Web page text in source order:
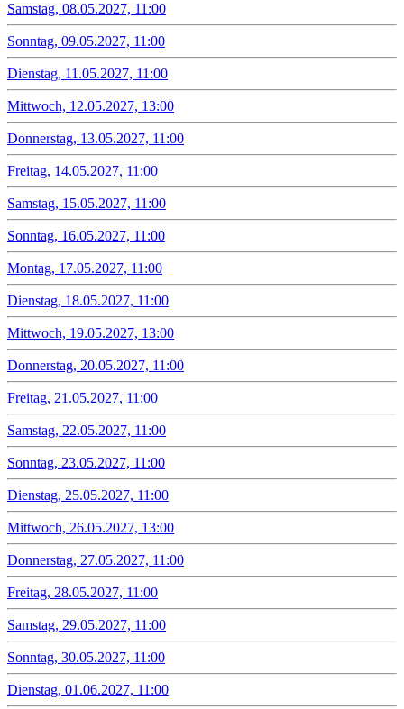
Samstag, 08.05.2027, 11:00
Sonntag, 09.05.2027, 11:00
Dienstag, 11.05.2027, 11:00
Mittwoch, 12.05.2027, 13:00
Donnerstag, 13.05.2027, 11:00
Freitag, 14.05.2027, 11:00
Samstag, 15.05.2027, 11:00
Sonntag, 16.05.2027, 11:00
Montag, 17.05.2027, 11:00
Dienstag, 18.05.2027, 11:00
Mittwoch, 19.05.2027, 13:00
Donnerstag, 20.05.2027, 11:00
Freitag, 21.05.2027, 11:00
Samstag, 22.05.2027, 11:00
Sonntag, 23.05.2027, 11:00
Dienstag, 25.05.2027, 11:00
Mittwoch, 26.05.2027, 13:00
Donnerstag, 27.05.2027, 11:00
Freitag, 28.05.2027, 11:00
Samstag, 29.05.2027, 11:00
Sonntag, 30.05.2027, 11:00
Dienstag, 01.06.2027, 11:00